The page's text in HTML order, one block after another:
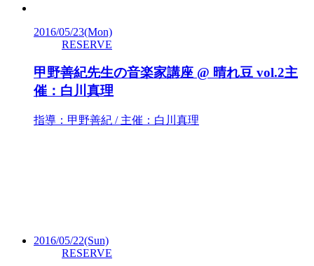
2016/05/23(Mon)
RESERVE
甲野善紀先生の音楽家講座 @ 晴れ豆 vol.2主
催：白川真理
指導：甲野善紀 / 主催：白川真理
2016/05/22(Sun)
RESERVE